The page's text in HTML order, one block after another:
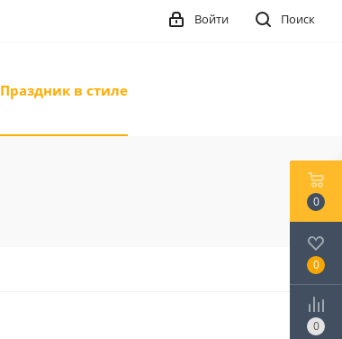
Поиск
Войти
Праздник в стиле
0
0
0